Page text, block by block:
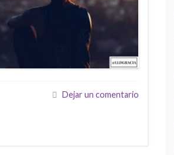
Dejar un comentario